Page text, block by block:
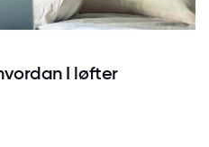
I løfter